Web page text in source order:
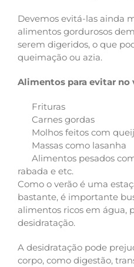
Devemos evitá-las ainda
alimentos gordurosos
serem digeridos, o que
queimação ou azia.
Alimentos para evitar no
Frituras
Carnes gordas
Molhos feitos com
Massas como lasanha
Alimentos pesados
rabada e etc.
Como o verão é uma
bastante, é importante
alimentos ricos em água,
desidratação.
A desidratação pode
corpo, como digestão,